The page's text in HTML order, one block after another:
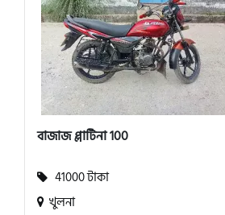
বাজাজ প্লাটিনা 100
41000 টাকা
খুলনা